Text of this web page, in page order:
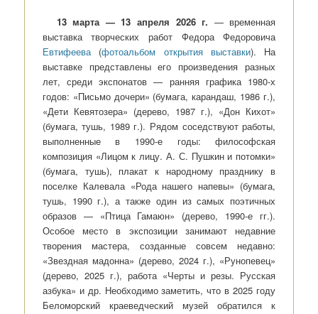
13 марта — 13 апреля 2026 г. — временная
выставка творческих работ Федора Федоровича
Евтифеева(фотоальбом открытия выставки). На
выставке представлены его произведения разных
лет, среди экспонатов — ранняя графика 1980-х
годов: «Письмо дочери» (бумага, карандаш, 1986 г.),
«Дети Кевятозера» (дерево, 1987 г.), «Дон Кихот»
(бумага, тушь, 1989 г.). Рядом соседствуют работы,
выполненные в 1990-е годы: философская
композиция «Лицом к лицу. А. С. Пушкин и потомки»
(бумага, тушь), плакат к народному празднику в
поселке Калевала «Рода нашего напевы» (бумага,
тушь, 1990 г.), а также один из самых поэтичных
образов — «Птица Гамаюн» (дерево, 1990-е гг.).
Особое место в экспозиции занимают недавние
творения мастера, созданные совсем недавно:
«Звездная мадонна» (дерево, 2024 г.), «Рунопевец»
(дерево, 2025 г.), работа «Черты и резы. Русская
азбука» и др. Необходимо заметить, что в 2025 году
Беломорский краеведческий музей обратился к